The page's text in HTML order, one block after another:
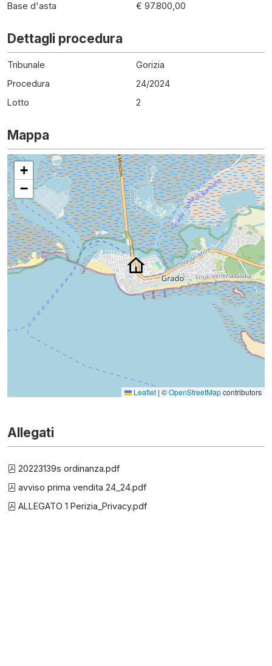
Base d'asta
€ 97.800,00
Dettagli procedura
Tribunale
Gorizia
Procedura
24/2024
Lotto
2
Mappa
+
−
Leaflet | ©OpenStreetMapcontributors
Allegati
20223139s ordinanza.pdf
avviso prima vendita 24_24.pdf
ALLEGATO 1 Perizia_Privacy.pdf